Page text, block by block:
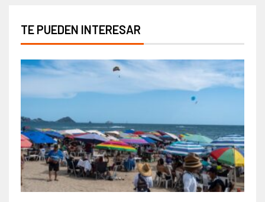
TE PUEDEN INTERESAR